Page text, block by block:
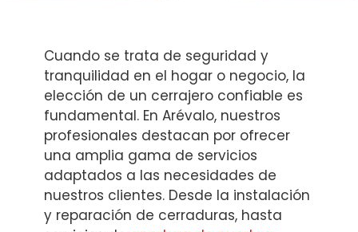
Cuando se trata de seguridad y
tranquilidad en el hogar o negocio, la
elección de un cerrajero confiable es
fundamental. En Arévalo, nuestros
profesionales destacan por ofrecer
una amplia gama de servicios
adaptados a las necesidades de
nuestros clientes. Desde la instalación
y reparación de cerraduras, hasta